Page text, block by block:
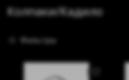
Колпаки/Кадило
Фильтры